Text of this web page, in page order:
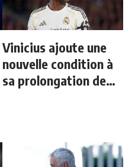
Vinicius ajoute une
nouvelle condition à
sa prolongation de